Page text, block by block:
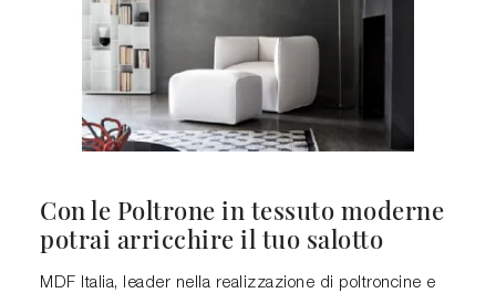
Con le Poltrone in tessuto moderne
potrai arricchire il tuo salotto
MDF Italia, leader nella realizzazione di poltroncine e